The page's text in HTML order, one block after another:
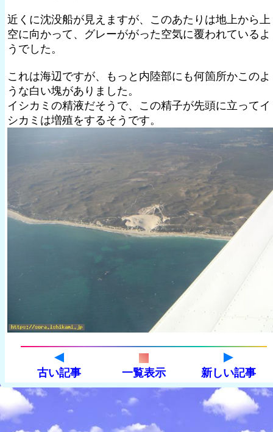
近くに沈没船が見えますが、このあたりは地上から上
空に向かって、グレーががった空気に覆われているよ
うでした。
これは海辺ですが、もっと内陸部にも何箇所かこのよ
うな白い塊がありました。
イシカミの精液だそうで、この精子が先頭に立ってイ
シカミは増殖をするそうです。
古い記事 一覧表示 新しい記事